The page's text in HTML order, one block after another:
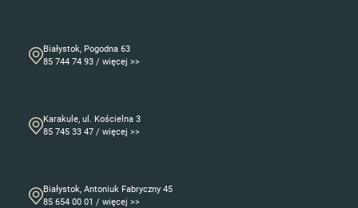
Białystok, Pogodna 63
85 744 74 93 / więcej >>
Karakule, ul. Kościelna 3
85 745 33 47 / więcej >>
Białystok, Antoniuk Fabryczny 45
85 654 00 01 / więcej >>